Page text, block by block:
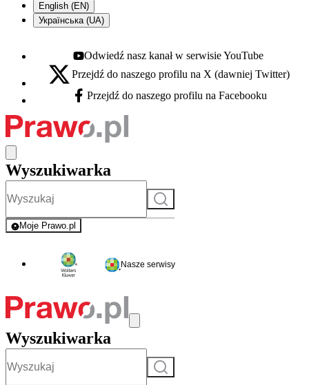
English (EN)
Українська (UA)
Youtube - otwiera się w nowej karcie
Odwiedź nasz kanał w serwisie YouTube
X - otwiera się w nowej karcie
Przejdź do naszego profilu na X (dawniej Twitter)
Facebook - otwiera się w nowej karcie
Przejdź do naszego profilu na Facebooku
Wyszukiwarka
Szukaj
Moje Prawo.pl
- rejestracja i logowanie do serwisu
Nasze serwisy
Wyszukiwarka
Szukaj